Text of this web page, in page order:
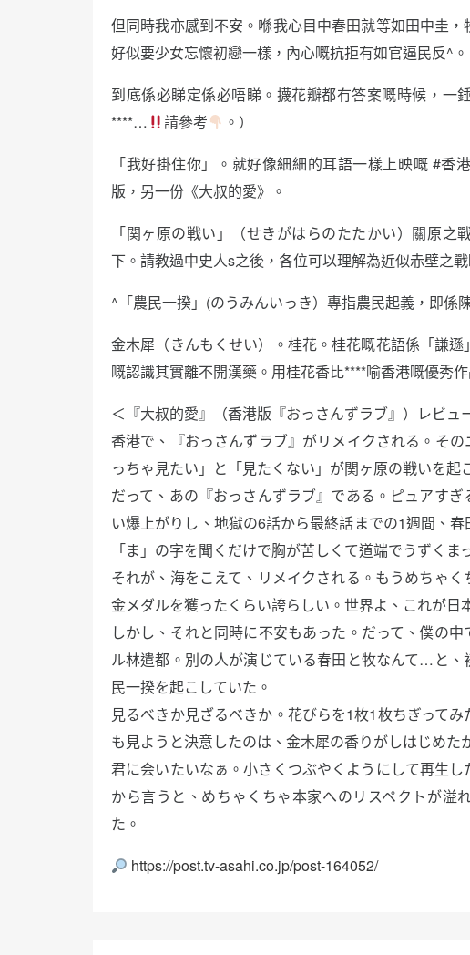
但同時我亦感到不安。喺我心目中春田就等如田中圭
好似要少女忘懷初戀一樣，內心嘅抗拒有如官逼民反^
到底係必睇定係必唔睇。㩢花瓣都冇答案嘅時候，一
****…
請參考
。）
「我好掛住你」。就好像細細的耳語一樣上映嘅 #
版，另一份《大叔的愛》。
「関ヶ原の戦い」（せきがはらのたたかい）關原
下。請教過中史人s之後，各位可以理解為近似赤壁之戰
^「農民一揆」(のうみんいっき）專指農民起義，即係
金木犀（きんもくせい）。桂花。桂花嘅花語係「謙
嘅認識其實離不開漢藥。用桂花香比****喻香港嘅優秀
＜『大叔的愛』（香港版『おっさんずラブ』）レビュ
香港で、『おっさんずラブ』がリメイクされる。そ
っちゃ見たい」と「見たくない」が関ヶ原の戦いを起
だって、あの『おっさんずラブ』である。ピュアす
い爆上がりし、地獄の6話から最終話までの1週間、
「ま」の字を聞くだけで胸が苦しくて道端でうずく
それが、海をこえて、リメイクされる。もうめちゃ
金メダルを獲ったくらい誇らしい。世界よ、これが日
しかし、それと同時に不安もあった。だって、僕の
ル林遣都。別の人が演じている春田と牧なんて…と
民一揆を起こしていた。
見るべきか見ざるべきか。花びらを1枚1枚ちぎって
も見ようと決意したのは、金木犀の香りがしはじめた
君に会いたいなぁ。小さくつぶやくようにして再生
から言うと、めちゃくちゃ本家へのリスペクトが溢
た。
https://post.tv-asahi.co.jp/post-164052/